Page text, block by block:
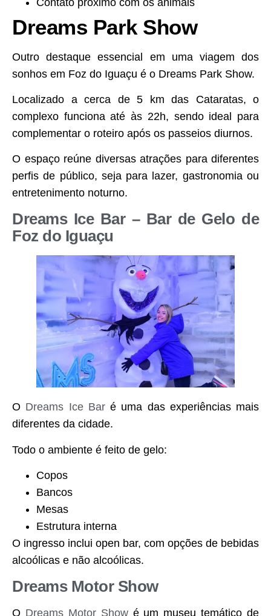
Dreams Park Show
Outro destaque essencial em uma viagem dos
sonhos em Foz do Iguaçu é o Dreams Park Show.
Localizado a cerca de 5 km das Cataratas, o
complexo funciona até às 22h, sendo ideal para
complementar o roteiro após os passeios diurnos.
O espaço reúne diversas atrações para diferentes
perfis de público, seja para lazer, gastronomia ou
entretenimento noturno.
Dreams Ice Bar – Bar de Gelo de
Foz do Iguaçu
O Dreams Ice Baré uma das experiências mais
diferentes da cidade.
Todo o ambiente é feito de gelo:
Copos
Bancos
Mesas
Estrutura interna
O ingresso inclui open bar, com opções de bebidas
alcoólicas e não alcoólicas.
Dreams Motor Show
O Dreams Motor Showé um museu temático de